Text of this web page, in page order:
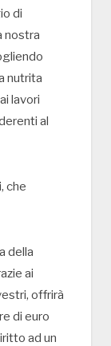
di
nostra
nutrita
lavori
al
che
della
ai
offrirà
di euro
ad un